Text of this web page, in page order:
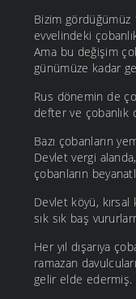
Bizim
evvelindeki
Ama bu değişim
günümüze kadar
Rus dönemin de
defter ve çobanlık
Bazı çobanların
Devlet vergi
çobanların
Devlet köyü, kırsal
sık sık baş
Her yıl dışarıya
ramazan
gelir elde edermiş.